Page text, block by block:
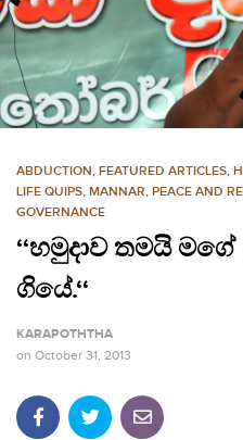
c
o
n
t
e
ABDUCTION, FEATURED ARTICLES,
LIFE QUIPS, MANNAR, PEACE AND
GOVERNANCE
‘‘හමුදාව තමයි
ගියේ.‘‘
KARAPOTHTHA
on October 31, 2013